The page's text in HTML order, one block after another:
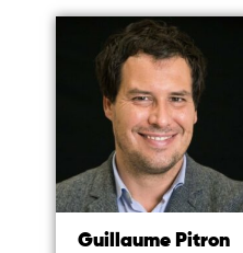
Guillaume Pitron